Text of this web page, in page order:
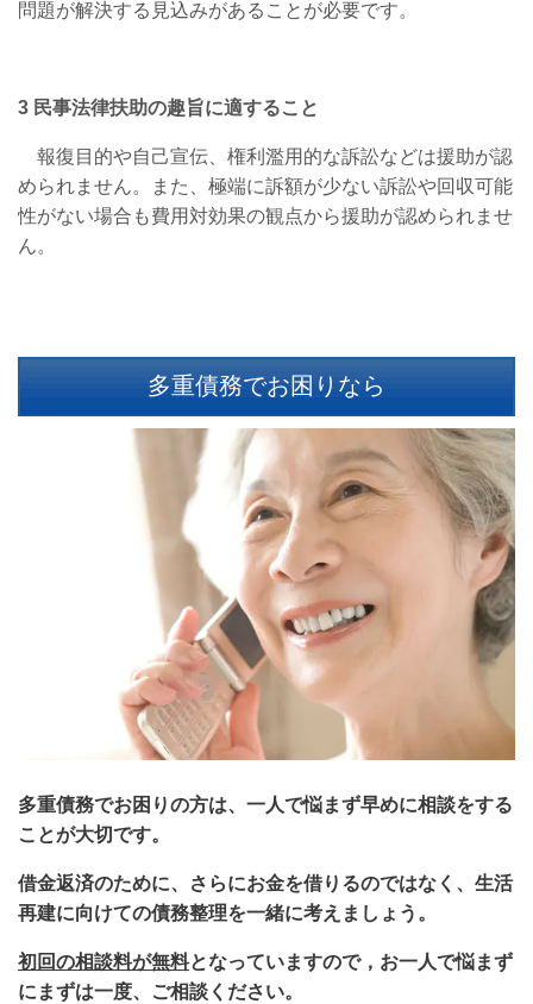
問題が解決する見込みがあることが必要です。
3 民事法律扶助の趣旨に適すること
報復目的や自己宣伝、権利濫用的な訴訟などは援助が認
められません。また、極端に訴額が少ない訴訟や回収可能
性がない場合も費用対効果の観点から援助が認められませ
ん。
多重債務でお困りなら
多重債務でお困りの方は、一人で悩まず早めに相談をする
ことが大切です。
借金返済のために、さらにお金を借りるのではなく、生活
再建に向けての債務整理を一緒に考えましょう。
初回の相談料が無料となっていますので，お一人で悩まず
にまずは一度、ご相談ください。